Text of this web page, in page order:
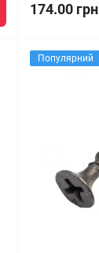
174.00 грн
Популярний